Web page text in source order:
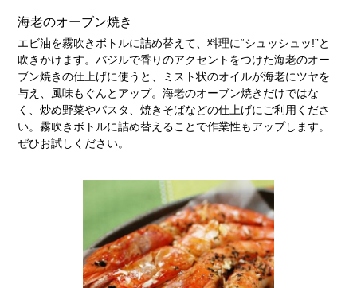
海老のオーブン焼き
エビ油を霧吹きボトルに詰め替えて、料理に“シュッシュッ!”と
吹きかけます。バジルで香りのアクセントをつけた海老のオー
ブン焼きの仕上げに使うと、ミスト状のオイルが海老にツヤを
与え、風味もぐんとアップ。海老のオーブン焼きだけではな
く、炒め野菜やパスタ、焼きそばなどの仕上げにご利用くださ
い。霧吹きボトルに詰め替えることで作業性もアップします。
ぜひお試しください。